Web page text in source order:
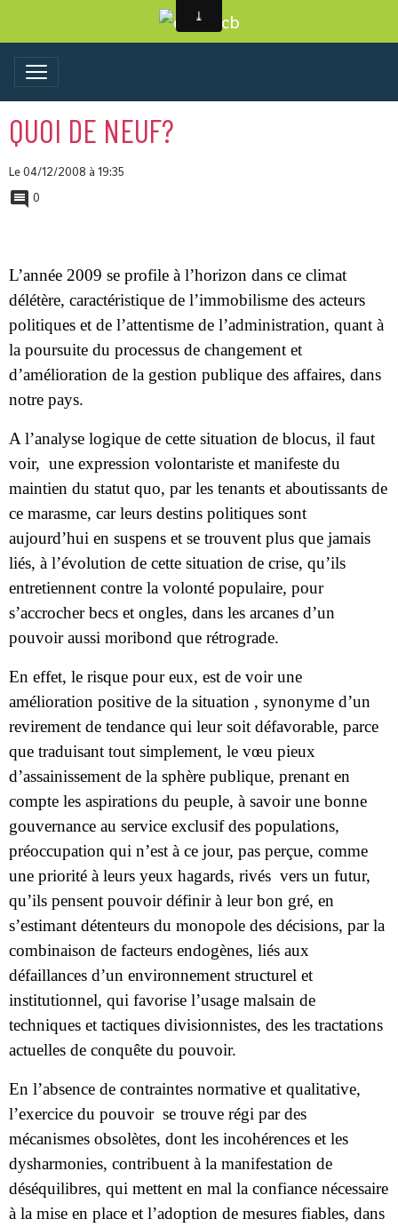
QUOI DE NEUF?
Le 04/12/2008 à 19:35
0
L’année 2009 se profile à l’horizon dans ce climat
délétère, caractéristique de l’immobilisme des acteurs
politiques et de l’attentisme de l’administration, quant à
la poursuite du processus de changement et
d’amélioration de la gestion publique des affaires, dans
notre pays.
A l’analyse logique de cette situation de blocus, il faut
voir, une expression volontariste et manifeste du
maintien du statut quo, par les tenants et aboutissants de
ce marasme, car leurs destins politiques sont
aujourd’hui en suspens et se trouvent plus que jamais
liés, à l’évolution de cette situation de crise, qu’ils
entretiennent contre la volonté populaire, pour
s’accrocher becs et ongles, dans les arcanes d’un
pouvoir aussi moribond que rétrograde.
En effet, le risque pour eux, est de voir une
amélioration positive de la situation , synonyme d’un
revirement de tendance qui leur soit défavorable, parce
que traduisant tout simplement, le vœu pieux
d’assainissement de la sphère publique, prenant en
compte les aspirations du peuple, à savoir une bonne
gouvernance au service exclusif des populations,
préoccupation qui n’est à ce jour, pas perçue, comme
une priorité à leurs yeux hagards, rivés vers un futur,
qu’ils pensent pouvoir définir à leur bon gré, en
s’estimant détenteurs du monopole des décisions, par la
combinaison de facteurs endogènes, liés aux
défaillances d’un environnement structurel et
institutionnel, qui favorise l’usage malsain de
techniques et tactiques divisionnistes, des les tractations
actuelles de conquête du pouvoir.
En l’absence de contraintes normative et qualitative,
l’exercice du pouvoir se trouve régi par des
mécanismes obsolètes, dont les incohérences et les
dysharmonies, contribuent à la manifestation de
déséquilibres, qui mettent en mal la confiance nécessaire
à la mise en place et l’adoption de mesures fiables, dans